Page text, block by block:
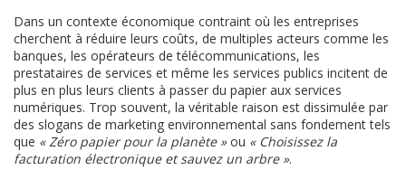
Dans un contexte économique contraint où les entreprises
cherchent à réduire leurs coûts, de multiples acteurs comme les
banques, les opérateurs de télécommunications, les
prestataires de services et même les services publics incitent de
plus en plus leurs clients à passer du papier aux services
numériques. Trop souvent, la véritable raison est dissimulée par
des slogans de marketing environnemental sans fondement tels
que « Zéro papier pour la planète »ou « Choisissez la
facturation électronique et sauvez un arbre ».